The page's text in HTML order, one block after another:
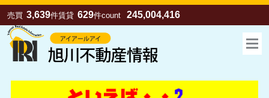
売買 3,639件賃貸 629件count 245,004,416